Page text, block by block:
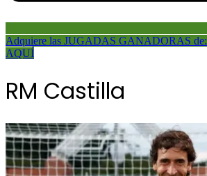
Adquiere las JUGADAS GANADORAS
AQUÍ
RM Castilla